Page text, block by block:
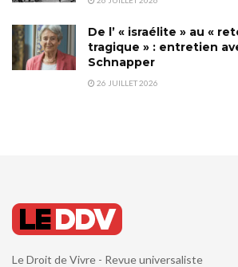
De l’ « israélite » au «
tragique » : entretien
Schnapper
26 JUILLET 2026
Le Droit de Vivre - Revue universaliste